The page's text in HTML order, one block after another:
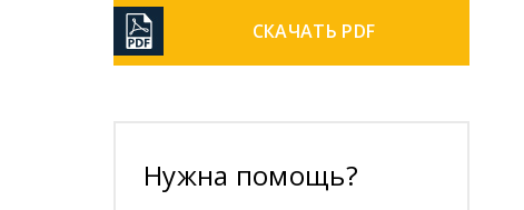
СКАЧАТЬ PDF
Нужна помощь?